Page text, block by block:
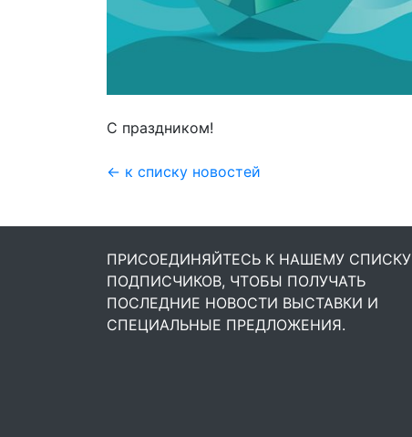
С праздником!
← к списку новостей
ПРИСОЕДИНЯЙТЕСЬ К НАШЕМУ СПИСКУ
ПОДПИСЧИКОВ, ЧТОБЫ ПОЛУЧАТЬ
ПОСЛЕДНИЕ НОВОСТИ ВЫСТАВКИ И
СПЕЦИАЛЬНЫЕ ПРЕДЛОЖЕНИЯ.